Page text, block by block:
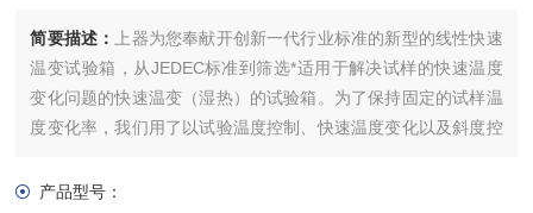
简要描述：
上器为您奉献开创新一代行业标准的新型的线性快速
温变试验箱，从JEDEC标准到筛选*适用于解决试样的快速温度
变化问题的快速温变（湿热）的试验箱。为了保持固定的试样温
度变化率，我们用了以试验温度控制、快速温度变化以及斜度控
产品型号：